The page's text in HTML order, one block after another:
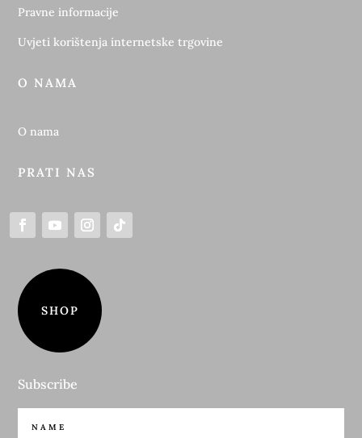
Pravne informacije
Uvjeti korištenja internetske trgovine
O NAMA
O nama
PRATI NAS
SHOP
Subscribe